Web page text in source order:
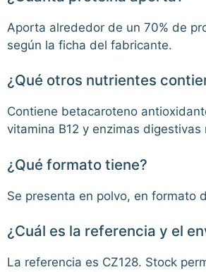
Aporta alrededor de un 70% de
según la ficha del fabricante.
¿Qué otros nutrientes
Contiene betacaroteno
vitamina B12 y enzimas digestivas
¿Qué formato tiene?
Se presenta en polvo, en formato
¿Cuál es la referencia y el
La referencia es CZ128. Stock